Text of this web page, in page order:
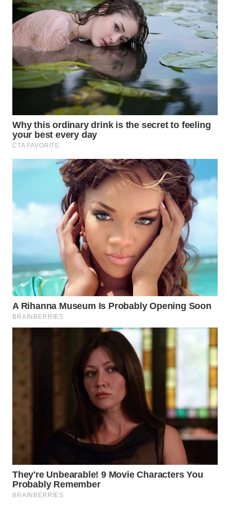
WAHANA
TV
WAHANANEWS
WAHANANEWS
WAHANANEWS
NET
WAHANA
SPORT
WAHANA
UMKM
WAHANA
WAHANA
PERSONA
WAHANA
Wahana
Network